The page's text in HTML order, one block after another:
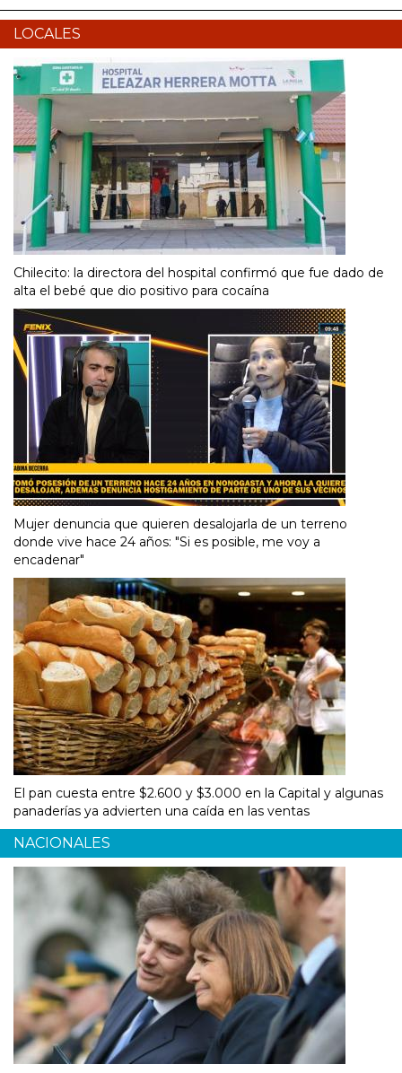
LOCALES
Chilecito: la directora del hospital confirmó que fue dado de
alta el bebé que dio positivo para cocaína
Mujer denuncia que quieren desalojarla de un terreno
donde vive hace 24 años: "Si es posible, me voy a
encadenar"
El pan cuesta entre $2.600 y $3.000 en la Capital y algunas
panaderías ya advierten una caída en las ventas
NACIONALES